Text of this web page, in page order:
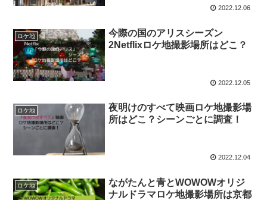
2022.12.06
ロケ地
今際の国のアリスシーズン
2Netflixロケ地撮影場所はどこ？
2022.12.05
ロケ地
夜明けのすべて映画ロケ地撮影場
所はどこ？シーンごとに調査！
2022.12.04
ロケ地
ながたんと青とWOWOWオリジ
ナルドラマロケ地撮影場所は京都